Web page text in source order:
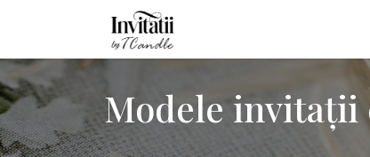
Modele invitații